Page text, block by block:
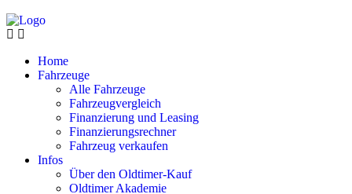
Home
Fahrzeuge
Alle Fahrzeuge
Fahrzeugvergleich
Finanzierung und Leasing
Finanzierungsrechner
Fahrzeug verkaufen
Infos
Über den Oldtimer-Kauf
Oldtimer Akademie